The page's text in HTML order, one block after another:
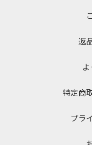
返
特定商
プラ